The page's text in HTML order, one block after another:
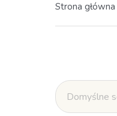
Strona główna